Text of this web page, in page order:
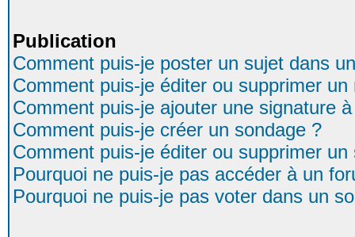
Publication
Comment puis-je poster un sujet dans
Comment puis-je éditer ou supprimer un
Comment puis-je ajouter une signature
Comment puis-je créer un sondage ?
Comment puis-je éditer ou supprimer un
Pourquoi ne puis-je pas accéder à un
Pourquoi ne puis-je pas voter dans un